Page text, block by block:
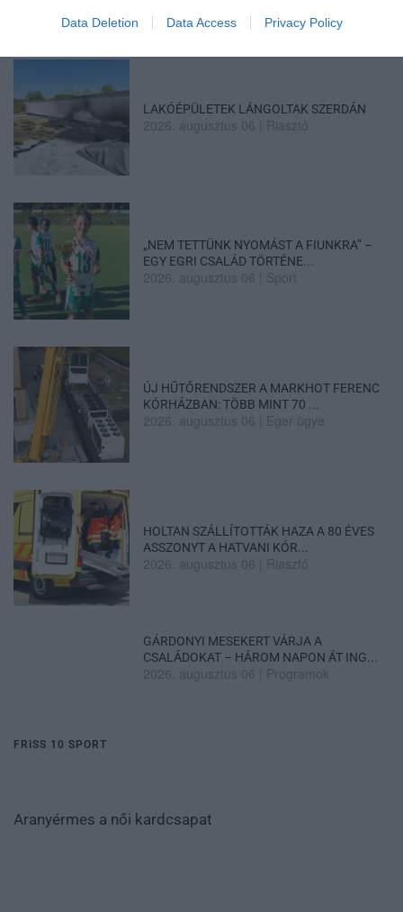
Data Deletion Data Access Privacy Policy
LAKÓÉPÜLETEK LÁNGOLTAK SZERDÁN
2026. augusztus 06 Riasztó
„NEM TETTÜNK NYOMÁST A FIUNKRA” –
EGY EGRI CSALÁD TÖRTÉNE...
2026. augusztus 06 Sport
ÚJ HŰTŐRENDSZER A MARKHOT FERENC
KÓRHÁZBAN: TÖBB MINT 70 ...
2026. augusztus 06 Eger ügye
HOLTAN SZÁLLÍTOTTÁK HAZA A 80 ÉVES
ASSZONYT A HATVANI KÓR...
2026. augusztus 06 Riasztó
GÁRDONYI MESEKERT VÁRJA A
CSALÁDOKAT – HÁROM NAPON ÁT ING...
2026. augusztus 06 Programok
FRISS 10 SPORT
Aranyérmes a női kardcsapat